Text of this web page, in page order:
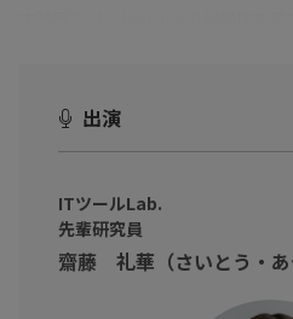
そのうえで、kintoneプラグインセ
入力ルールの自動化や高速検索、
JavaScriptなどの専門知識がなく
「あったらいいな」を形にし、デ
ための具体的な改善プロセスを提案
出演
ITツールLab.
先輩研究員
齋藤 礼華（さいとう・あ